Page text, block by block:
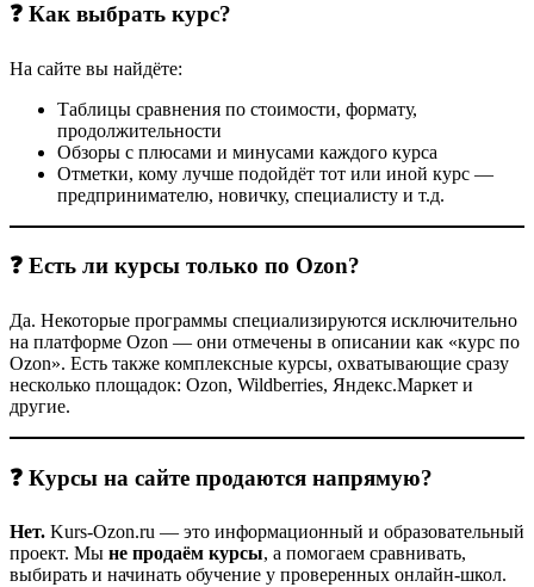
❓ Как выбрать курс?
На сайте вы найдёте:
Таблицы сравнения по стоимости, формату,
продолжительности
Обзоры с плюсами и минусами каждого курса
Отметки, кому лучше подойдёт тот или иной курс —
предпринимателю, новичку, специалисту и т.д.
❓ Есть ли курсы только по Ozon?
Да. Некоторые программы специализируются исключительно
на платформе Ozon — они отмечены в описании как «курс по
Ozon». Есть также комплексные курсы, охватывающие сразу
несколько площадок: Ozon, Wildberries, Яндекс.Маркет и
другие.
❓ Курсы на сайте продаются напрямую?
Нет. Kurs-Ozon.ru — это информационный и образовательный
проект. Мы не продаём курсы, а помогаем сравнивать,
выбирать и начинать обучение у проверенных онлайн-школ.